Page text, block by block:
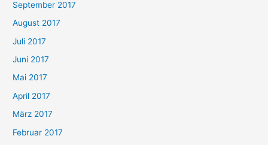
September 2017
August 2017
Juli 2017
Juni 2017
Mai 2017
April 2017
März 2017
Februar 2017